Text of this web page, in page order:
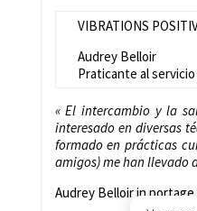
VIBRATIONS
Audrey Belloir
Praticante al
« El intercambio y la
interesado en diversas
formado en prácticas
amigos) me han llevado
Audrey Belloir in portage